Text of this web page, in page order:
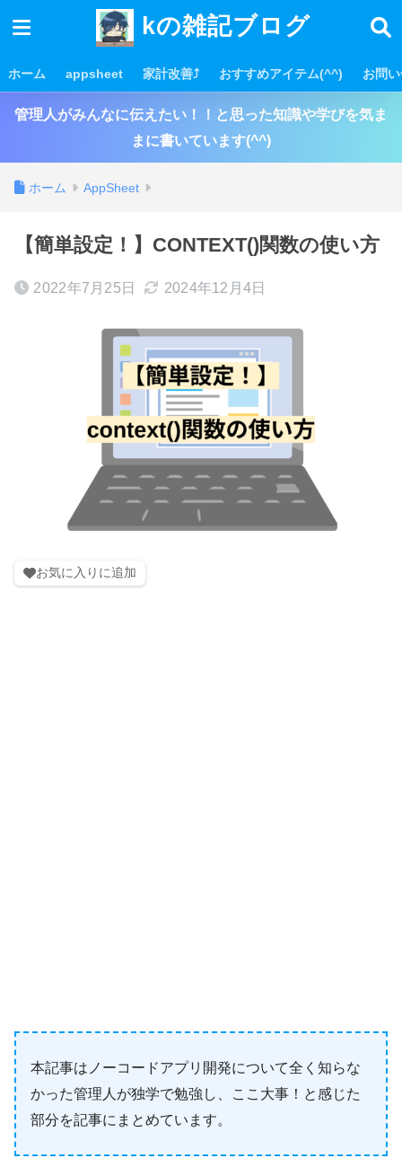
kの雑記ブログ
ホーム appsheet 家計改善⤴ おすすめアイテム(^^) お問
管理人がみんなに伝えたい！！と思った知識や学びを気ま
まに書いています(^^)
ホーム AppSheet
【簡単設定！】CONTEXT()関数の使い方
2022年7月25日 2024年12月4日
お気に入りに追加
本記事はノーコードアプリ開発について全く知らな
かった管理人が独学で勉強し、ここ大事！と感じた
部分を記事にまとめています。